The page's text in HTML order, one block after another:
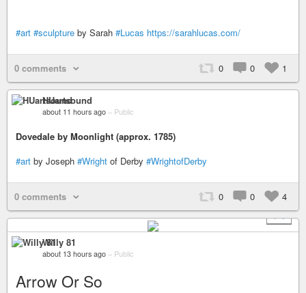
#art #sculpture by Sarah #Lucas https://sarahlucas.com/
0 comments 0 0 1
HUartsound
about 11 hours ago – Public
Dovedale by Moonlight (approx. 1785)
#art by Joseph #Wright of Derby #WrightofDerby
0 comments 0 0
4
+ 1
Willy 81
about 13 hours ago – Public
Arrow Or So